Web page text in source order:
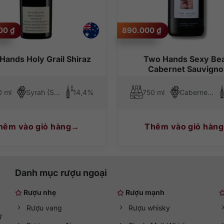
vị giác, đồng thời tôn lên độ ngọt tự nhiên và kết cấu mềm
đang tìm một chai rượu vang trắng Úc chính hãng có chất
khách hoặc làm quà tặng sang trọng.
cùng nhiều dòngvang nhập khẩu chính hãngkhác với
Holy Grail Shiraz
₫
ml Syrah (Shiraz) 14,4%
vào giỏ hàng
Two Hands Sexy
Cabernet
890.000 ₫
750 ml Cabernet Sauvignon
Thêm vào giỏ hàng
Danh mục rượu ngoại
Rượu nhẹ
Rượu vang
Rượu mạnh
Rượu whisky